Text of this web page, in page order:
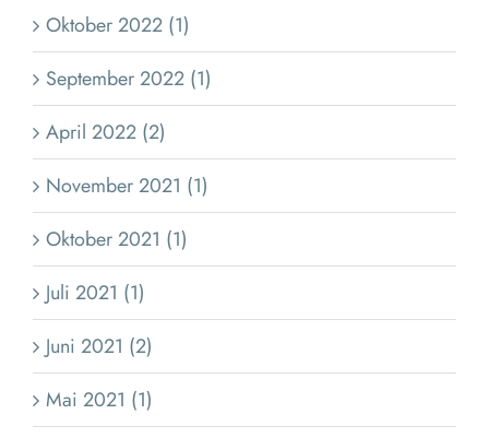
Oktober 2022 (1)
September 2022 (1)
April 2022 (2)
November 2021 (1)
Oktober 2021 (1)
Juli 2021 (1)
Juni 2021 (2)
Mai 2021 (1)